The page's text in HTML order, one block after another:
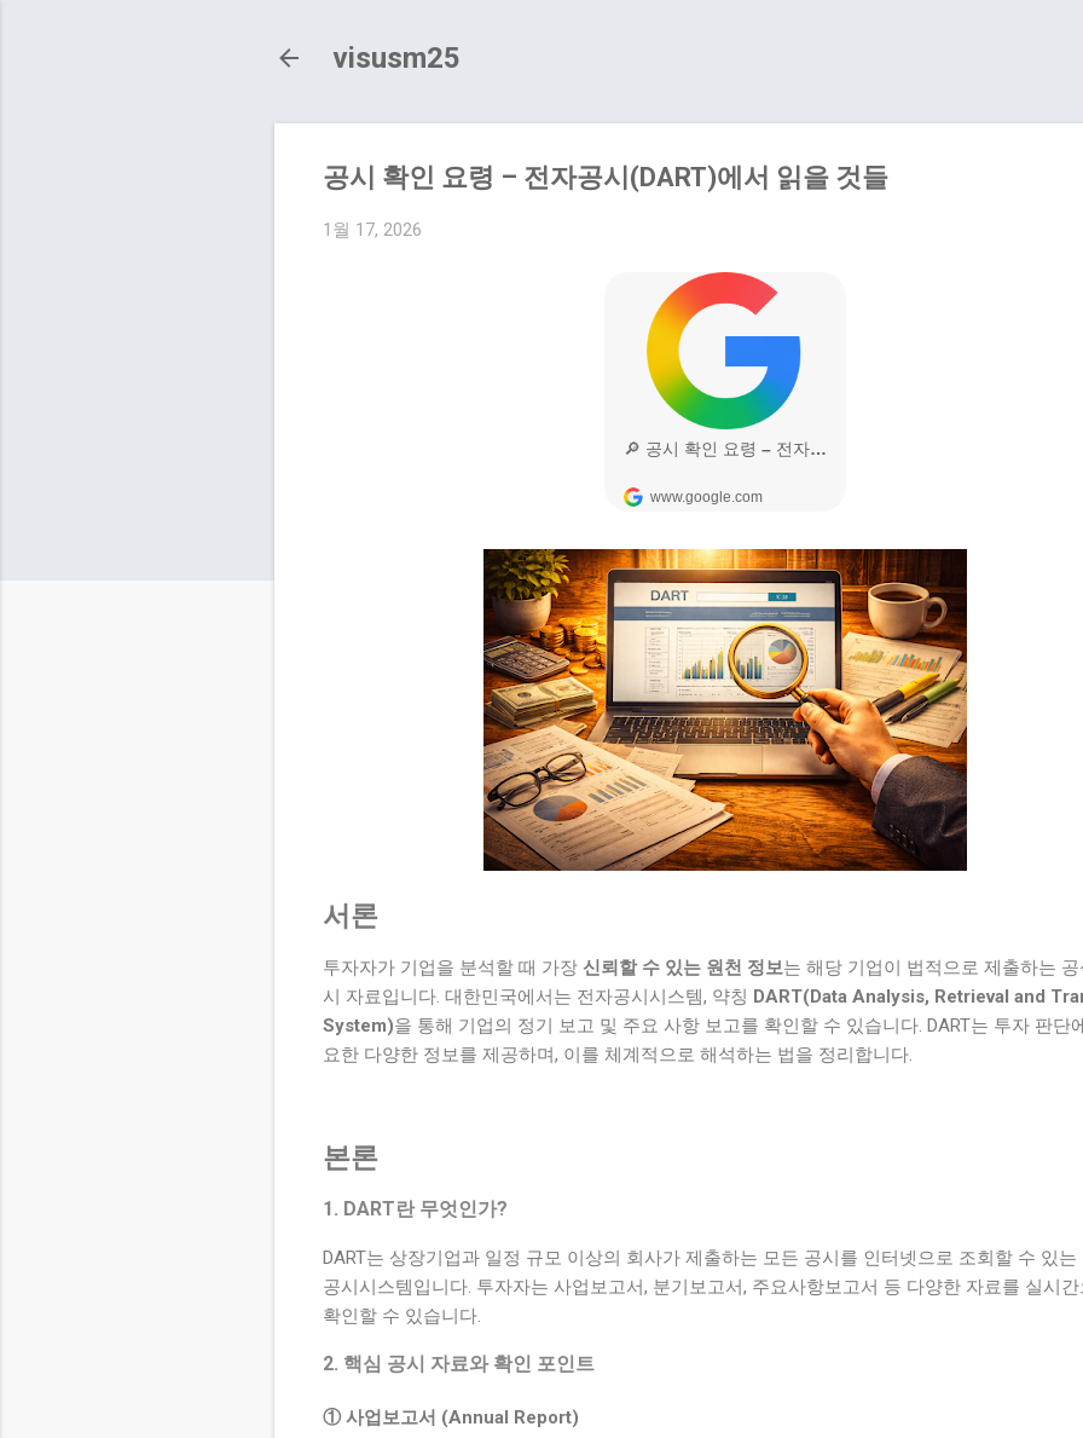
visusm25
공시 확인 요령 – 전자공시(DART)에서 읽을 것들
1월 17, 2026
서론
투자자가 기업을 분석할 때 가장 신뢰할 수 있는 원천 정보는 해당 기업이 법적으로 제출하는 공
시 자료입니다. 대한민국에서는 전자공시시스템, 약칭 DART(Data Analysis, Retrieval and
System)을 통해 기업의 정기 보고 및 주요 사항 보고를 확인할 수 있습니다. DART는 투자 판단
요한 다양한 정보를 제공하며, 이를 체계적으로 해석하는 법을 정리합니다.
본론
1. DART란 무엇인가?
DART는 상장기업과 일정 규모 이상의 회사가 제출하는 모든 공시를 인터넷으로 조회할 수 있는
공시시스템입니다. 투자자는 사업보고서, 분기보고서, 주요사항보고서 등 다양한 자료를 실시간
확인할 수 있습니다.
2. 핵심 공시 자료와 확인 포인트
① 사업보고서 (Annual Report)